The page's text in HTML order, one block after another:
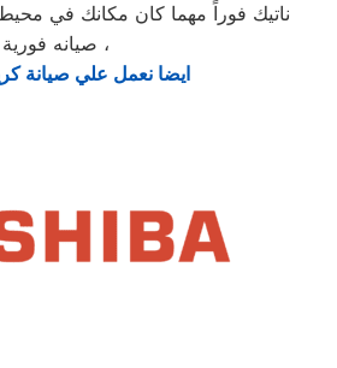
ناتيك فوراً مهما كان مكانك في
صيانه فورية ،
ايضا نعمل علي صيانة